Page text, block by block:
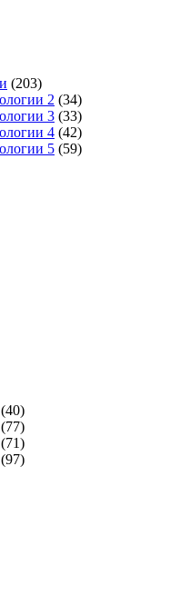
(203)
2 (34)
3 (33)
4 (42)
5 (59)
(40)
(77)
(71)
(97)